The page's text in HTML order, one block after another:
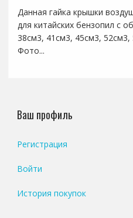
Данная гайка крышки
для китайских бензопил с
38см3, 41см3, 45см3, 52см3,
Фото...
Ваш профиль
Регистрация
Войти
История покупок